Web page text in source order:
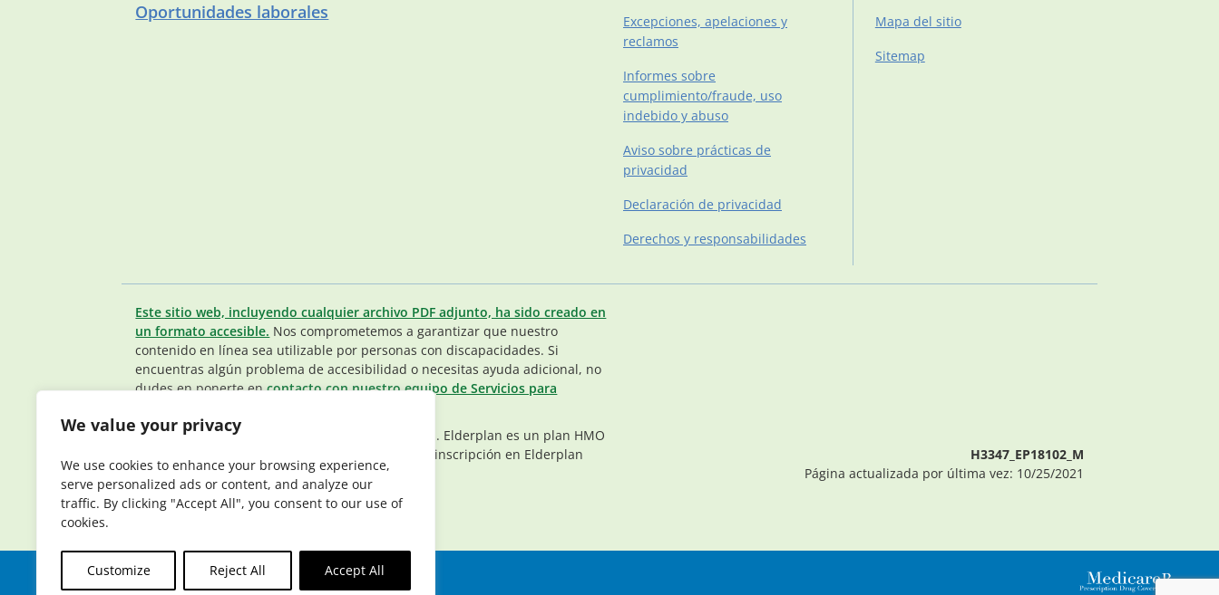
We value your privacy
We use cookies to enhance your browsing experience,
serve personalized ads or content, and analyze our
traffic. By clicking "Accept All", you consent to our use of
cookies.
Customize Reject All Accept All
Oportunidades laborales
Excepciones, apelaciones y
reclamos
Informes sobre
cumplimiento/fraude, uso
indebido y abuso
Aviso sobre prácticas de
privacidad
Declaración de privacidad
Derechos y responsabilidades
Mapa del sitio
Sitemap
Este sitio web, incluyendo cualquier archivo PDF adjunto, ha sido creado en
un formato accesible. Nos comprometemos a garantizar que nuestro
contenido en línea sea utilizable por personas con discapacidades. Si
encuentras algún problema de accesibilidad o necesitas ayuda adicional, no
dudes en ponerte encontacto con nuestro equipo de Servicios para
© 2026 Elderplan. Todos los derechos reservados. Elderplan es un plan HMO
que tiene contratos con Medicare y Medicaid. La inscripción en Elderplan
depende de la renovación del contrato.
H3347_EP18102_M
Página actualizada por última vez: 10/25/2021